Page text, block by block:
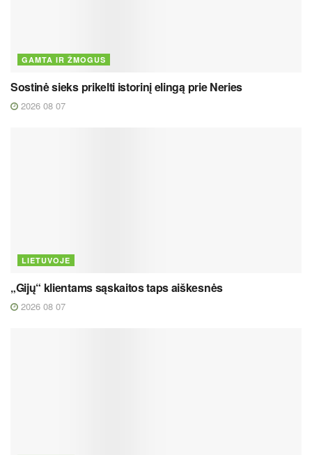
GAMTA IR ŽMOGUS
Sostinė sieks prikelti istorinį elingą prie Neries
2026 08 07
LIETUVOJE
„Gijų“ klientams sąskaitos taps aiškesnės
2026 08 07